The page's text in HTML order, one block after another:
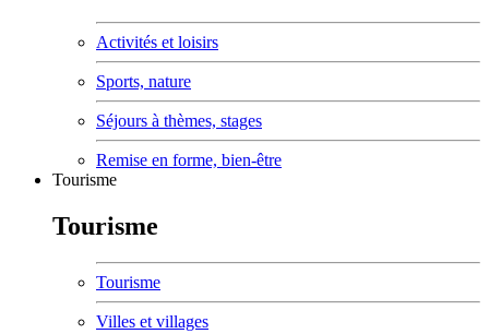
Activités et loisirs
Sports, nature
Séjours à thèmes, stages
Remise en forme, bien-être
Tourisme
Tourisme
Tourisme
Villes et villages